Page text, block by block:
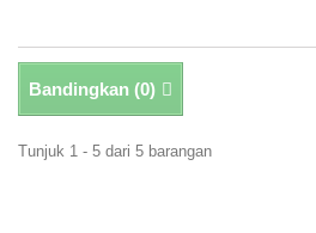
Bandingkan (0)
Tunjuk 1 - 5 dari 5 barangan